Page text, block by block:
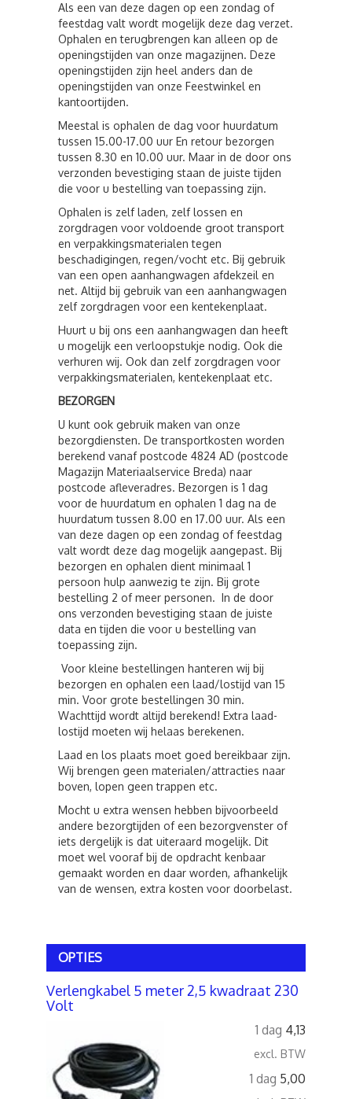
Als een van deze dagen op een zondag of
feestdag valt wordt mogelijk deze dag verzet.
Ophalen en terugbrengen kan alleen op de
openingstijden van onze magazijnen. Deze
openingstijden zijn heel anders dan de
openingstijden van onze Feestwinkel en
kantoortijden.
Meestal is ophalen de dag voor huurdatum
tussen 15.00-17.00 uur En retour bezorgen
tussen 8.30 en 10.00 uur. Maar in de door ons
verzonden bevestiging staan de juiste tijden
die voor u bestelling van toepassing zijn.
Ophalen is zelf laden, zelf lossen en
zorgdragen voor voldoende groot transport
en verpakkingsmaterialen tegen
beschadigingen, regen/vocht etc. Bij gebruik
van een open aanhangwagen afdekzeil en
net. Altijd bij gebruik van een aanhangwagen
zelf zorgdragen voor een kentekenplaat.
Huurt u bij ons een aanhangwagen dan heeft
u mogelijk een verloopstukje nodig. Ook die
verhuren wij. Ook dan zelf zorgdragen voor
verpakkingsmaterialen, kentekenplaat etc.
BEZORGEN
U kunt ook gebruik maken van onze
bezorgdiensten. De transportkosten worden
berekend vanaf postcode 4824 AD (postcode
Magazijn Materiaalservice Breda) naar
postcode afleveradres. Bezorgen is 1 dag
voor de huurdatum en ophalen 1 dag na de
huurdatum tussen 8.00 en 17.00 uur. Als een
van deze dagen op een zondag of feestdag
valt wordt deze dag mogelijk aangepast. Bij
bezorgen en ophalen dient minimaal 1
persoon hulp aanwezig te zijn. Bij grote
bestelling 2 of meer personen. In de door
ons verzonden bevestiging staan de juiste
data en tijden die voor u bestelling van
toepassing zijn.
Voor kleine bestellingen hanteren wij bij
bezorgen en ophalen een laad/lostijd van 15
min. Voor grote bestellingen 30 min.
Wachttijd wordt altijd berekend! Extra laad-
lostijd moeten wij helaas berekenen.
Laad en los plaats moet goed bereikbaar zijn.
Wij brengen geen materialen/attracties naar
boven, lopen geen trappen etc.
Mocht u extra wensen hebben bijvoorbeeld
andere bezorgtijden of een bezorgvenster of
iets dergelijk is dat uiteraard mogelijk. Dit
moet wel vooraf bij de opdracht kenbaar
gemaakt worden en daar worden, afhankelijk
van de wensen, extra kosten voor doorbelast.
OPTIES
Verlengkabel 5 meter 2,5 kwadraat 230
Volt
1 dag 4,13
excl. BTW
1 dag 5,00